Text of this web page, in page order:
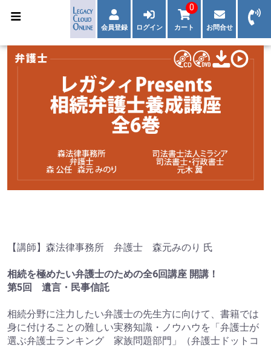
会員登録 ログイン カート
0
お問合せ
【講師】森法律事務所 弁護士 森元みのり 氏
相続を極めたい弁護士のための全6回講座 開講！
第5回 遺言・民事信託
相続分野に注力したい弁護士の先生方に向けて、書籍では
身に付けることの難しい実務知識・ノウハウを「弁護士が
選ぶ弁護士ランキング 家族問題部門」（弁護士ドットコ